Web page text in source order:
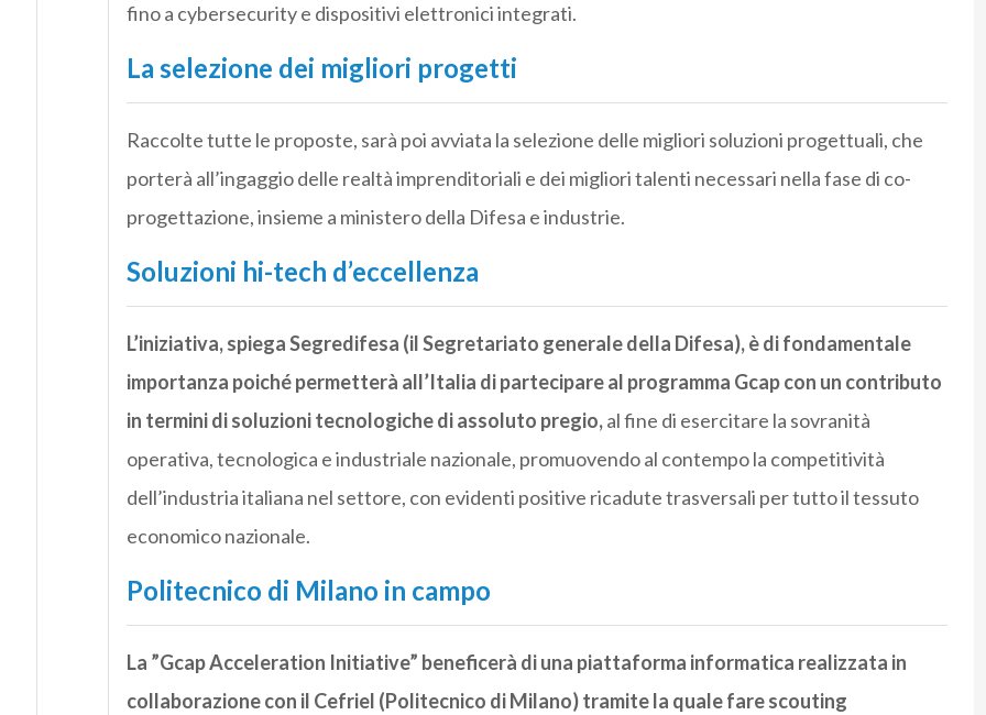
fino a cybersecurity e dispositivi elettronici integrati.
La selezione dei migliori progetti
Raccolte tutte le proposte, sarà poi avviata la selezione delle migliori soluzioni progettuali, che
porterà all’ingaggio delle realtà imprenditoriali e dei migliori talenti necessari nella fase di co-
progettazione, insieme a ministero della Difesa e industrie.
Soluzioni hi-tech d’eccellenza
L’iniziativa, spiega Segredifesa (il Segretariato generale della Difesa), è di fondamentale
importanza poiché permetterà all’Italia di partecipare al programma Gcap con un contributo
in termini di soluzioni tecnologiche di assoluto pregio,al fine di esercitare la sovranità
operativa, tecnologica e industriale nazionale, promuovendo al contempo la competitività
dell’industria italiana nel settore, con evidenti positive ricadute trasversali per tutto il tessuto
economico nazionale.
Politecnico di Milano in campo
La ”Gcap Acceleration Initiative” beneficerà di una piattaforma informatica realizzata in
collaborazione con il Cefriel (Politecnico di Milano) tramite la quale fare scouting